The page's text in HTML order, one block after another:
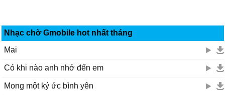
Nhạc chờ Gmobile hot nhất tháng
Mai
Có khi nào anh nhớ đến em
Mong một ký ức bình yên